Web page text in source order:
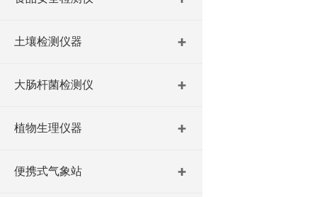
土壤检测仪器
大肠杆菌检测仪
植物生理仪器
便携式气象站